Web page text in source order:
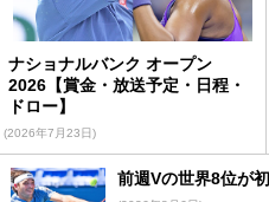
ナショナルバンク オープン
2026【賞金・放送予定・日程・
ドロー】
(2026年7月23日)
前週Vの世界8位が